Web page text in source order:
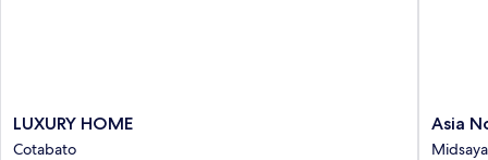
LUXURY
HOME
LUXURY HOME
Cotabato
Asia
Novo
Asia